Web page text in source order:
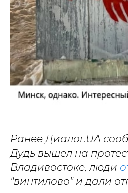
Ранее Диалог.UA
Дудь вышел на
Владивостоке, люди
"винтилово" и дали